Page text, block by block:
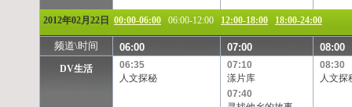
2012年02月22日 00:00-06:00 06:00-12:00 12:00-18:00 18:00-24:00
频道\时间 06:00 07:00 08:00
DV生活
06:35
人文探秘
07:10
漾片库
07:40
08:30
人文探